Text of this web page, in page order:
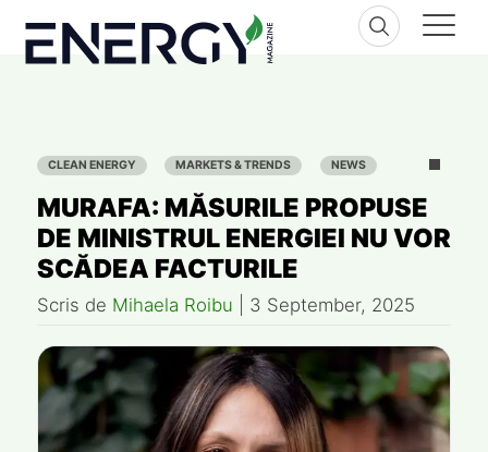
content
CLEAN ENERGY MARKETS & TRENDS NEWS
MURAFA: MĂSURILE PROPUSE
DE MINISTRUL ENERGIEI NU VOR
SCĂDEA FACTURILE
Scris de Mihaela Roibu 3 September, 2025